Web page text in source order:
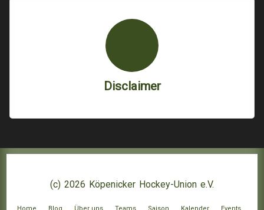
Disclaimer
(c) 2026 Köpenicker Hockey-Union e.V.